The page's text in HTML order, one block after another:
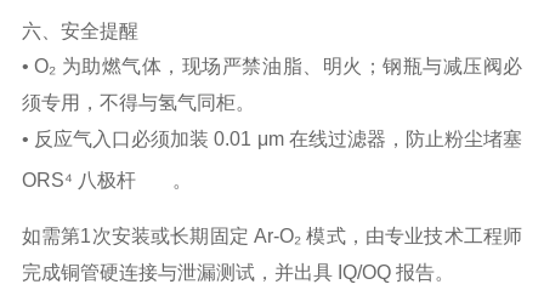
六、安全提醒
• O₂ 为助燃气体，现场严禁油脂、明火；钢瓶与减压阀必
须专用，不得与氢气同柜。
• 反应气入口必须加装 0.01 μm 在线过滤器，防止粉尘堵塞
ORS⁴ 八极杆
。
如需第1次安装或长期固定 Ar-O₂ 模式，由专业技术工程师
完成铜管硬连接与泄漏测试，并出具 IQ/OQ 报告。